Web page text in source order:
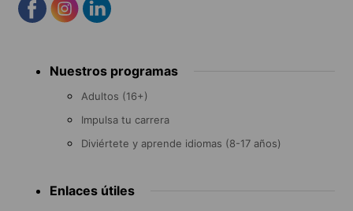
menu Nuestros programas
Adultos (16+)
Impulsa tu carrera
Diviértete y aprende idiomas (8-17 años)
Enlaces útiles